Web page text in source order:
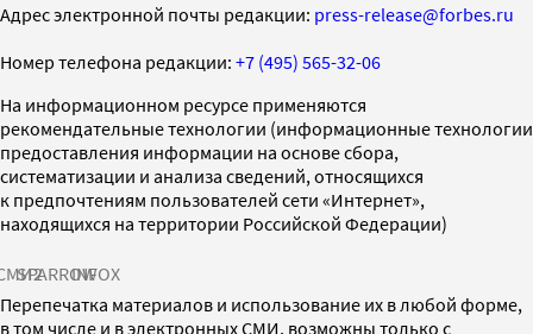
Адрес электронной почты редакции: press-release@forbes.ru
Номер телефона редакции: +7 (495) 565-32-06
На информационном ресурсе применяются
рекомендательные технологии (информационные технологии
предоставления информации на основе сбора,
систематизации и анализа сведений, относящихся
к предпочтениям пользователей сети «Интернет»,
находящихся на территории Российской Федерации)
SPARROWINFOX
Перепечатка материалов и использование их в любой форме,
в том числе и в электронных СМИ, возможны только с